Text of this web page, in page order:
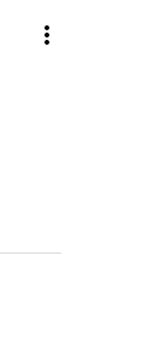
more_vert